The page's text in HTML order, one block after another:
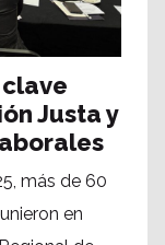
Justa y
más de 60
en